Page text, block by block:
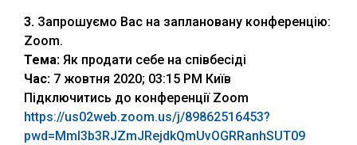
3. Запрошуємо Вас на заплановану конференцію:
Zoom.
Тема: Як продати себе на співбесіді
Час: 7 жовтня 2020; 03:15 PM Київ
Підключитись до конференції Zoom
https://us02web.zoom.us/j/89862516453?
pwd=MmI3b3RJZmJRejdkQmUvOGRRanhSUT09